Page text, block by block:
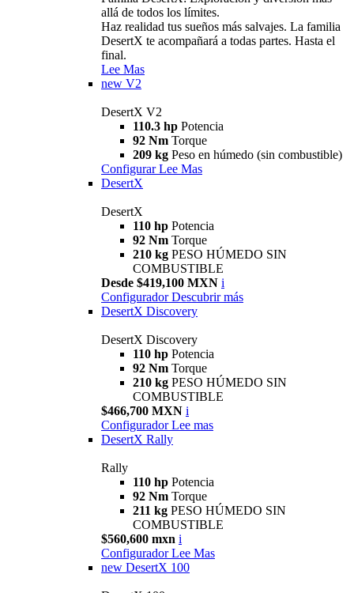
allá de todos los límites.
Haz realidad tus sueños más salvajes. La familia
DesertX te acompañará a todas partes. Hasta el
final.
Lee Mas
new V2
DesertX V2
110.3 hp Potencia
92 Nm Torque
209 kg Peso en húmedo (sin combustible)
Configurar Lee Mas
DesertX
DesertX
110 hp Potencia
92 Nm Torque
210 kg PESO HÚMEDO SIN
COMBUSTIBLE
Desde $419,100 MXN i
Configurador Descubrir más
DesertX Discovery
DesertX Discovery
110 hp Potencia
92 Nm Torque
210 kg PESO HÚMEDO SIN
COMBUSTIBLE
$466,700 MXN i
Configurador Lee mas
DesertX Rally
Rally
110 hp Potencia
92 Nm Torque
211 kg PESO HÚMEDO SIN
COMBUSTIBLE
$560,600 mxn i
Configurador Lee Mas
new DesertX 100